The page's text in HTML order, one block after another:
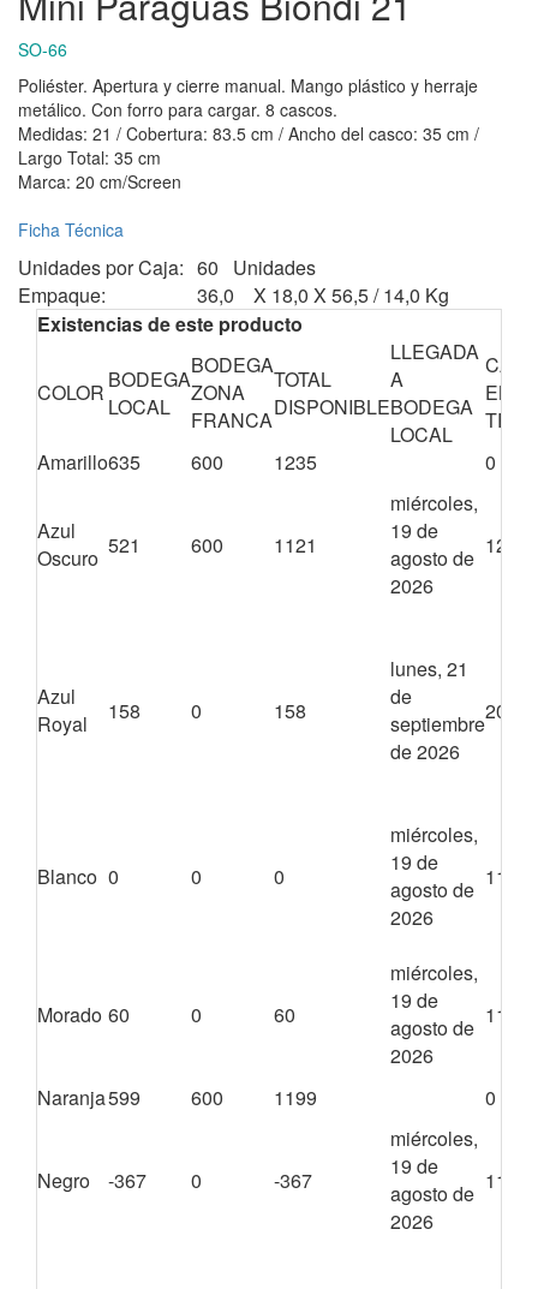
SO-66
Poliéster. Apertura y cierre manual. Mango plástico y herraje
metálico. Con forro para cargar. 8 cascos.
Medidas: 21 / Cobertura: 83.5 cm / Ancho del casco: 35 cm /
Largo Total: 35 cm
Marca: 20 cm/Screen
Ficha Técnica
Unidades por Caja: 60 Unidades
Empaque:
36,0 X 18,0 X 56,5 / 14,0 Kg
Existencias de este producto
COLOR BODEGA
LOCAL
BODEGA
ZONA
FRANCA
TOTAL
DISPONIBLE
LLEGADA
A
BODEGA
LOCAL
EN
Amarillo635 600 1235 0
Azul
Oscuro 521 600 1121
miércoles,
19 de
agosto de
2026
1200
Azul
Royal
158 0 158
lunes, 21
de
septiembre
de 2026
2040
Blanco 0 0 0
miércoles,
19 de
agosto de
2026
1140
Morado 60 0 60
miércoles,
19 de
agosto de
2026
1140
Naranja599 600 1199 0
Negro -367 0 -367
miércoles,
19 de
agosto de
2026
1140